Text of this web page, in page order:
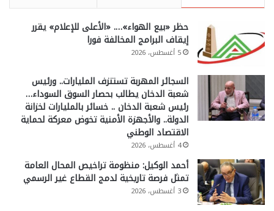
حظر «بيع الهواء»…. «الأعلى للإعلام» يقرر
إيقاف البرامج المخالفة فورا
5 أغسطس، 2026
السجائر المهربة تستنزف المليارات.. ورئيس
شعبة الدخان يطالب بحصار السوق السوداء…
رئيس شعبة الدخان .. خسائر بالمليارات لخزانة
الدولة.. والأجهزة الأمنية تخوض معركة لحماية
الاقتصاد الوطني
4 أغسطس، 2026
أحمد الوكيل: منظومة تراخيص المحال العامة
تمثل فرصة تاريخية لدمج القطاع غير الرسمي
3 أغسطس، 2026